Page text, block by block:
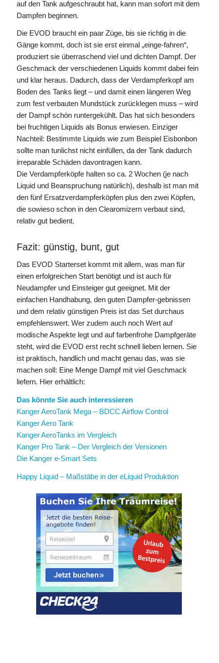
auf den Tank aufgeschraubt hat, kann man sofort mit dem
Dampfen beginnen.
Die EVOD braucht ein paar Züge, bis sie richtig in die
Gänge kommt, doch ist sie erst einmal „einge-fahren“,
produziert sie überraschend viel und dichten Dampf. Der
Geschmack der verschiedenen Liquids kommt dabei fein
und klar heraus. Dadurch, dass der Verdampferkopf am
Boden des Tanks liegt – und damit einen längeren Weg
zum fest verbauten Mundstück zurücklegen muss – wird
der Dampf schön runtergekühlt. Das hat sich besonders
bei fruchtigen Liquids als Bonus erwiesen. Einziger
Nachteil: Bestimmte Liquids wie zum Beispiel Eisbonbon
sollte man tunlichst nicht einfüllen, da der Tank dadurch
irreparable Schäden davontragen kann.
Die Verdampferköpfe halten so ca. 2 Wochen (je nach
Liquid und Beanspruchung natürlich), deshalb ist man mit
den fünf Ersatzverdampferköpfen plus den zwei Köpfen,
die sowieso schon in den Clearomizern verbaut sind,
relativ gut bedient.
Fazit: günstig, bunt, gut
Das EVOD Starterset kommt mit allem, was man für
einen erfolgreichen Start benötigt und ist auch für
Neudampfer und Einsteiger gut geeignet. Mit der
einfachen Handhabung, den guten Dampfer-gebnissen
und dem relativ günstigen Preis ist das Set durchaus
empfehlenswert. Wer zudem auch noch Wert auf
modische Aspekte legt und auf farbenfrohe Dampfgeräte
steht, wird die EVOD erst recht schnell lieben lernen. Sie
ist praktisch, handlich und macht genau das, was sie
machen soll: Eine Menge Dampf mit viel Geschmack
liefern. Hier erhältlich:
Das könnte Sie auch interessieren
Kanger AeroTank Mega – BDCC Airflow Control
Kanger Aero Tank
Kanger AeroTanks im Vergleich
Kanger Pro Tank – Der Vergleich der Versionen
Die Kanger e-Smart Sets
Happy Liquid – Maßstäbe in der eLiquid Produktion